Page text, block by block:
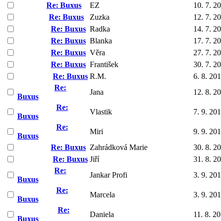
Re: Buxus
EZ
10. 7.
Re: Buxus
Zuzka
12. 7.
Re: Buxus Radka
14. 7.
Re: Buxus Blanka
17. 7.
Re: Buxus Věra
27. 7.
Re: Buxus František
30. 7.
Re: Buxus R.M.
6. 8.
Re:
Buxus
Jana
12. 8.
Re:
Buxus
Vlastik
7. 9.
Re:
Buxus
Miri
9. 9.
Re: Buxus Zahrádková Marie
30. 8.
Re: Buxus Jiří
31. 8.
Re:
Buxus
Jankar Profi
3. 9.
Re:
Buxus
Marcela
3. 9.
Re:
Buxus
Daniela 11. 8.